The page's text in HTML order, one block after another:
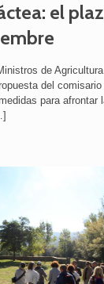
el
de
del comisario
para